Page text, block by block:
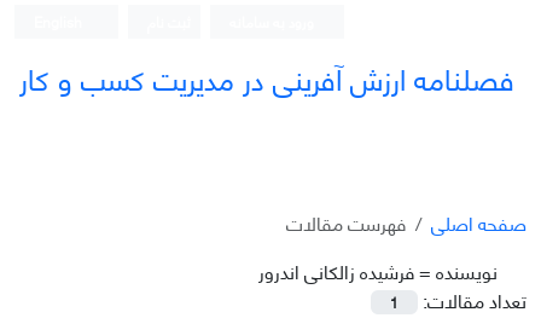
فصلنامه ارزش آفرینی در مدیریت کسب و کار
صفحه اصلی
فهرست مقالات
نویسنده =فرشیده زالکانی اندرور
تعداد مقالات:
1